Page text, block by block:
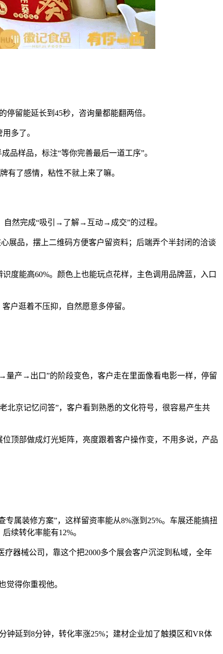
留能延长到45秒，咨询量都能翻两倍。
多了。
品样品，标注“等你完善最后一道工序”。
了感情，粘性不就上来了嘛。
自然完成“吸引→了解→互动→成交”的过程。
展品，摆上二维码方便客户留资料；后端弄个半封闭的洽谈
度能高60%。颜色上也能玩点花样，主色调用品牌蓝，入口
户逛着不压抑，自然愿意多停留。
量产→出口”的阶段变色，客户走在里面像看电影一样，停留
北京记忆问答”，客户看到熟悉的文化符号，很容易产生共
顶部做成灯光矩阵，亮度跟着客户操作变，不用多说，产品
属装修方案”，这样留资率能从8%涨到25%。车展还能搞扭
续转化率能有12%。
器械公司，靠这个把2000多个展会客户沉淀到私域，全年
觉得你重视他。
钟延到8分钟，转化率涨25%；建材企业加了触摸区和VR体